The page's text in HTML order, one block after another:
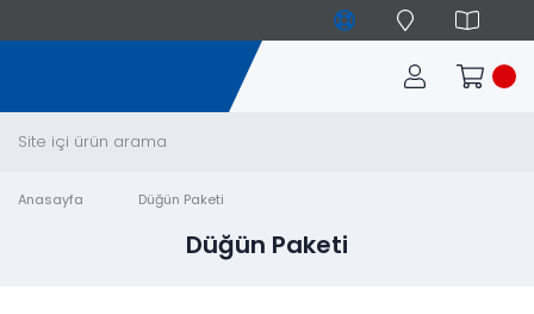
Anasayfa Düğün Paketi
Düğün Paketi